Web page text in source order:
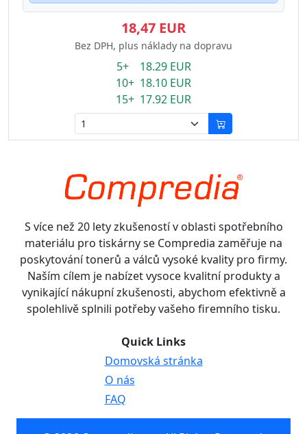
18,47 EUR
Bez DPH, plus náklady na dopravu
5+ 18.29 EUR
10+ 18.10 EUR
15+ 17.92 EUR
S více než 20 lety zkušeností v oblasti spotřebního
materiálu pro tiskárny se Compredia zaměřuje na
poskytování tonerů a válců vysoké kvality pro firmy.
Naším cílem je nabízet vysoce kvalitní produkty a
vynikající nákupní zkušenosti, abychom efektivně a
spolehlivě splnili potřeby vašeho firemního tisku.
Quick Links
Domovská stránka
O nás
FAQ